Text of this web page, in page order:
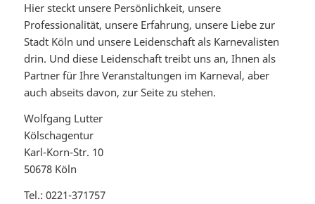
Hier steckt unsere Persönlichkeit, unsere
Professionalität, unsere Erfahrung, unsere Liebe zur
Stadt Köln und unsere Leidenschaft als Karnevalisten
drin. Und diese Leidenschaft treibt uns an, Ihnen als
Partner für Ihre Veranstaltungen im Karneval, aber
auch abseits davon, zur Seite zu stehen.
Wolfgang Lutter
Kölschagentur
Karl-Korn-Str. 10
50678 Köln
Tel.: 0221-371757